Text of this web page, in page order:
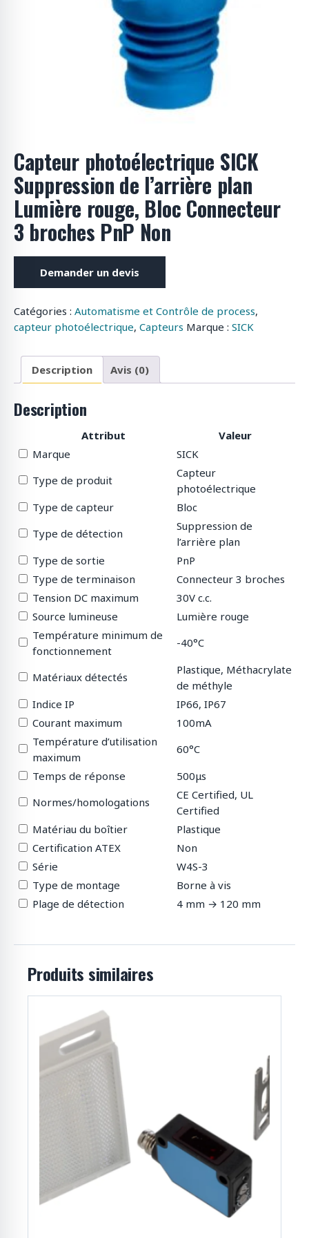
Capteur photoélectrique SICK
Suppression de l’arrière plan
Lumière rouge, Bloc Connecteur
3 broches PnP Non
Demander un devis
Catégories : Automatisme et Contrôle de process,
capteur photoélectrique, Capteurs Marque : SICK
Description Avis (0)
Description
Attribut
Valeur
Marque
SICK
Type de produit
Capteur
photoélectrique
Type de capteur
Bloc
Type de détection
Suppression de
l’arrière plan
Type de sortie
PnP
Type de terminaison
Connecteur 3 broches
Tension DC maximum
30V c.c.
Source lumineuse
Lumière rouge
Température minimum de
fonctionnement
-40°C
Matériaux détectés
Plastique, Méthacrylate
de méthyle
Indice IP
IP66, IP67
Courant maximum
100mA
Température d’utilisation
maximum
60°C
Temps de réponse
500μs
Normes/homologations
CE Certified, UL
Certified
Matériau du boîtier
Plastique
Certification ATEX
Non
Série
W4S-3
Type de montage
Borne à vis
Plage de détection
4 mm → 120 mm
Produits similaires